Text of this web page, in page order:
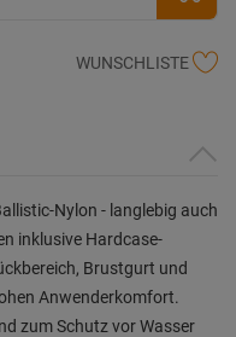
WUNSCHLISTE
Nylon - langlebig auch
inklusive Hardcase-
Brustgurt und
Anwenderkomfort.
zum Schutz vor Wasser